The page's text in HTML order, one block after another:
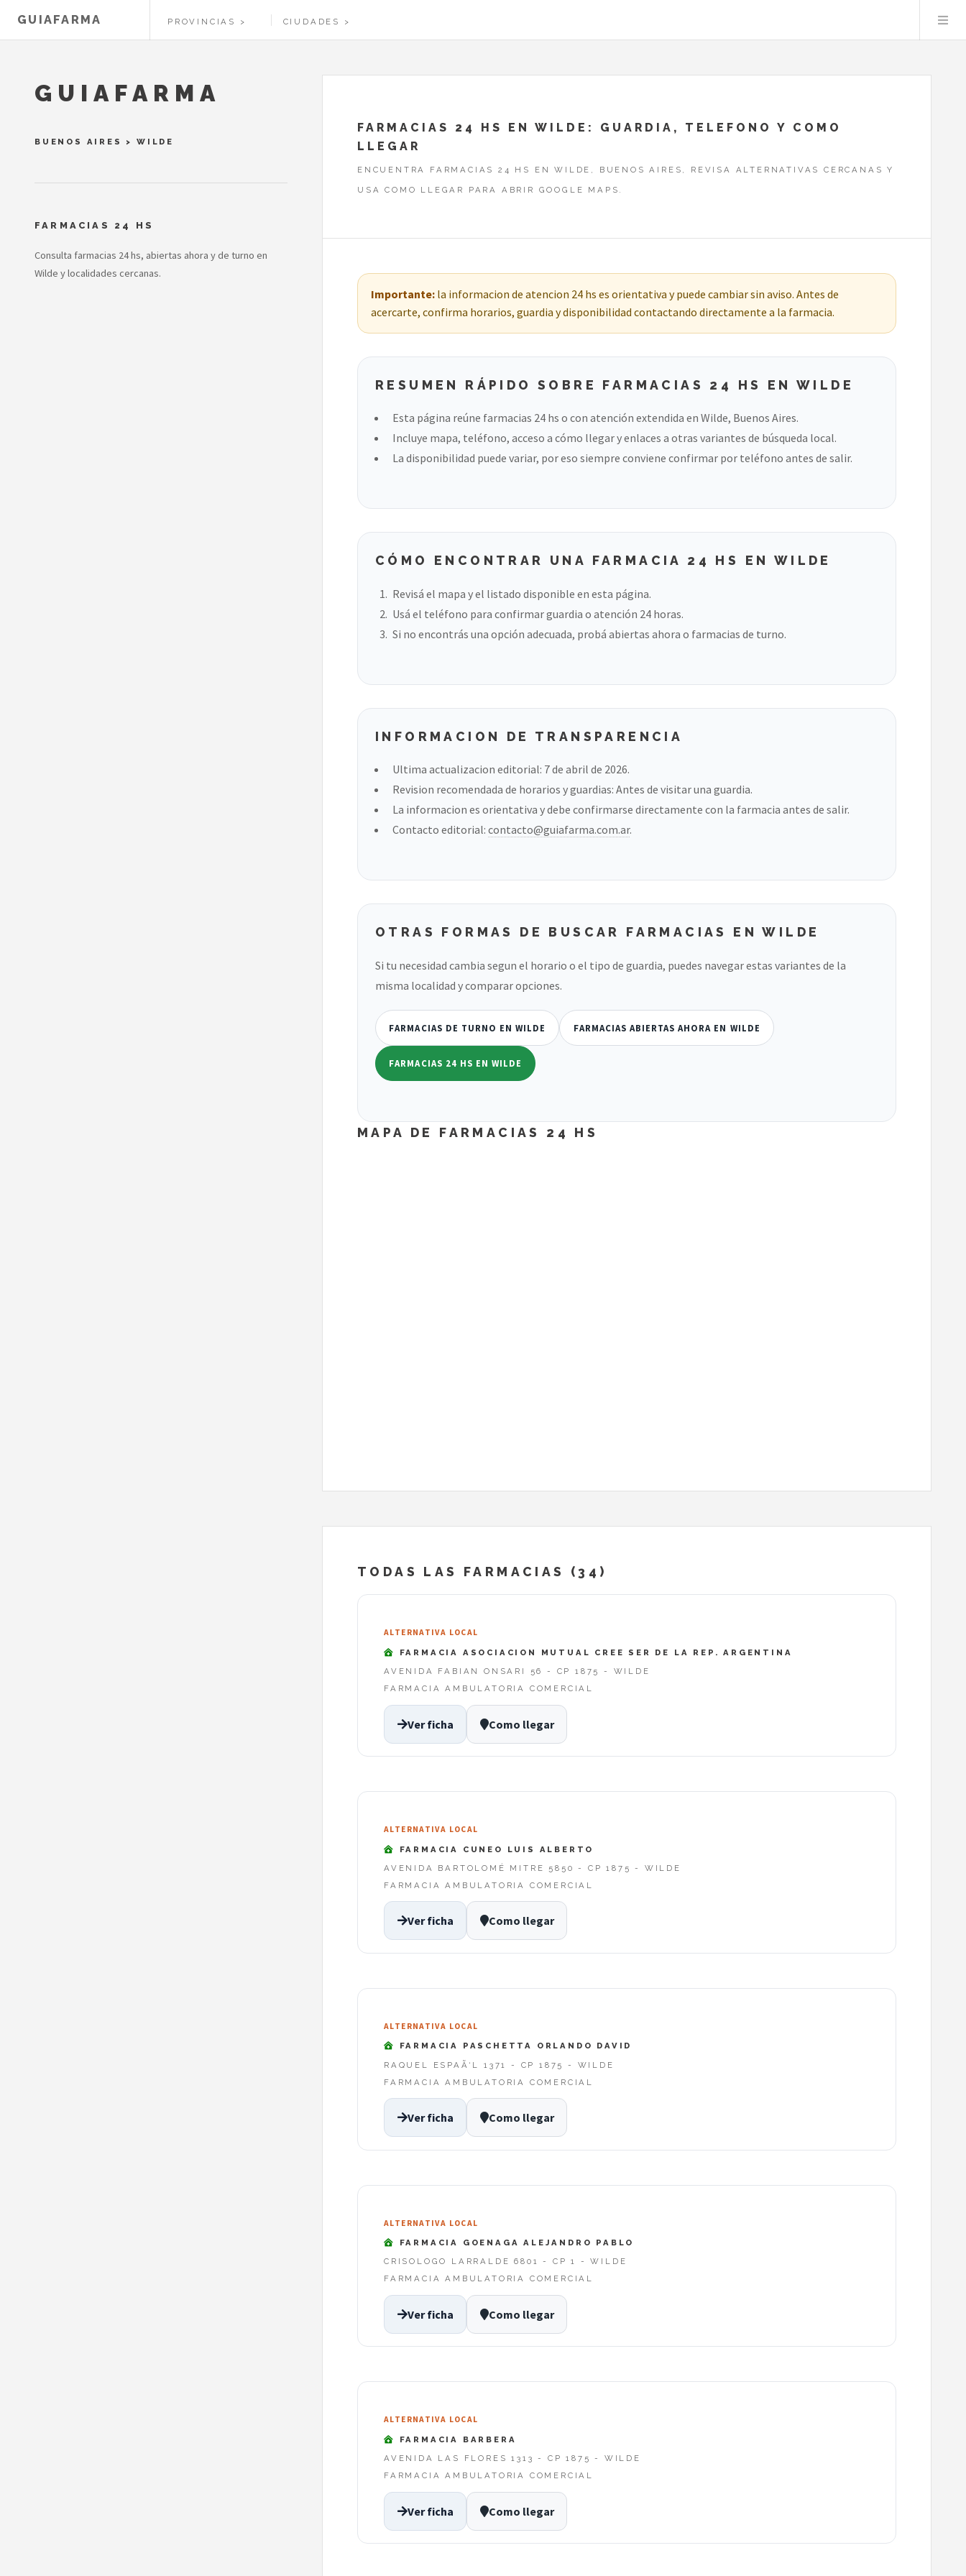
GUIAFARMA PROVINCIAS CIUDADES
FARMACIAS 24 HS EN WILDE: GUARDIA, TELEFONO Y COMO
LLEGAR
ENCUENTRA FARMACIAS 24 HS EN WILDE, BUENOS AIRES, REVISA ALTERNATIVAS CERCANAS Y
USA COMO LLEGAR PARA ABRIR GOOGLE MAPS.
Importante:la informacion de atencion 24 hs es orientativa y puede cambiar sin aviso. Antes de
acercarte, confirma horarios, guardia y disponibilidad contactando directamente a la farmacia.
RESUMEN RÁPIDO SOBRE FARMACIAS 24 HS EN WILDE
Esta página reúne farmacias 24 hs o con atención extendida en Wilde, Buenos Aires.
Incluye mapa, teléfono, acceso a cómo llegar y enlaces a otras variantes de búsqueda local.
La disponibilidad puede variar, por eso siempre conviene confirmar por teléfono antes de salir.
CÓMO ENCONTRAR UNA FARMACIA 24 HS EN WILDE
Revisá el mapa y el listado disponible en esta página.
Usá el teléfono para confirmar guardia o atención 24 horas.
Si no encontrás una opción adecuada, probá abiertas ahora o farmacias de turno.
INFORMACION DE TRANSPARENCIA
Ultima actualizacion editorial: 7 de abril de 2026.
Revision recomendada de horarios y guardias: Antes de visitar una guardia.
La informacion es orientativa y debe confirmarse directamente con la farmacia antes de salir.
Contacto editorial: contacto@guiafarma.com.ar.
OTRAS FORMAS DE BUSCAR FARMACIAS EN WILDE
Si tu necesidad cambia segun el horario o el tipo de guardia, puedes navegar estas variantes de la
misma localidad y comparar opciones.
FARMACIAS DE TURNO EN WILDE FARMACIAS ABIERTAS AHORA EN WILDE
FARMACIAS 24 HS EN WILDE
MAPA DE FARMACIAS 24 HS
TODAS LAS FARMACIAS (34)
ALTERNATIVA LOCAL
FARMACIA ASOCIACION MUTUAL CREE SER DE LA REP. ARGENTINA
AVENIDA FABIAN ONSARI 56 - CP 1875 - WILDE
FARMACIA AMBULATORIA COMERCIAL
Ver ficha Como llegar
ALTERNATIVA LOCAL
FARMACIA CUNEO LUIS ALBERTO
AVENIDA BARTOLOMÉ MITRE 5850 - CP 1875 - WILDE
FARMACIA AMBULATORIA COMERCIAL
Ver ficha Como llegar
ALTERNATIVA LOCAL
FARMACIA PASCHETTA ORLANDO DAVID
RAQUEL ESPAÃ‘L 1371 - CP 1875 - WILDE
FARMACIA AMBULATORIA COMERCIAL
Ver ficha Como llegar
ALTERNATIVA LOCAL
FARMACIA GOENAGA ALEJANDRO PABLO
CRISOLOGO LARRALDE 6801 - CP 1 - WILDE
FARMACIA AMBULATORIA COMERCIAL
Ver ficha Como llegar
ALTERNATIVA LOCAL
FARMACIA BARBERA
AVENIDA LAS FLORES 1313 - CP 1875 - WILDE
FARMACIA AMBULATORIA COMERCIAL
Ver ficha Como llegar
GUIAFARMA
BUENOS AIRES >WILDE
FARMACIAS 24 HS
Consulta farmacias 24 hs, abiertas ahora y de turno en
Wilde y localidades cercanas.